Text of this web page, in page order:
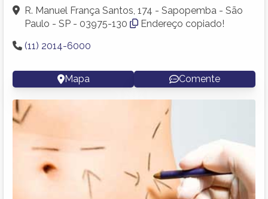
R. Manuel França Santos, 174 - Sapopemba - São
Paulo - SP - 03975-130
Endereço copiado!
(11) 2014-6000
Mapa Comente